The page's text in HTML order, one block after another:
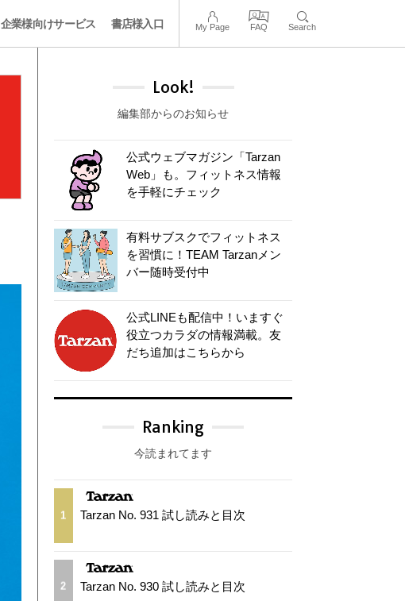
企業様向けサービス 書店様入口 My Page FAQ Search
Look!
編集部からのお知らせ
公式ウェブマガジン「Tarzan
Web」も。フィットネス情報
を手軽にチェック
有料サブスクでフィットネス
を習慣に！TEAM Tarzanメン
バー随時受付中
公式LINEも配信中！いますぐ
役立つカラダの情報満載。友
だち追加はこちらから
Ranking
今読まれてます
1 Tarzan No. 931 試し読みと目次
2 Tarzan No. 930 試し読みと目次